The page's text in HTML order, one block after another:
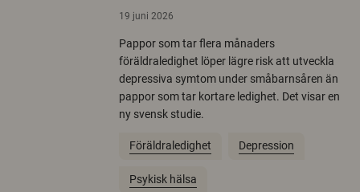
19 juni 2026
Pappor som tar flera månaders
föräldraledighet löper lägre risk att utveckla
depressiva symtom under småbarnsåren än
pappor som tar kortare ledighet. Det visar en
ny svensk studie.
Föräldraledighet Depression
Psykisk hälsa